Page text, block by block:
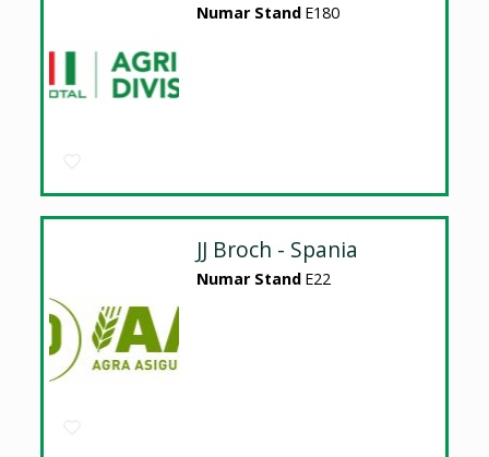
Numar Stand E180
JJ Broch - Spania
Numar Stand E22